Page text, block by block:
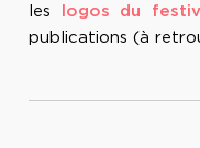
les
logos du
publications (à